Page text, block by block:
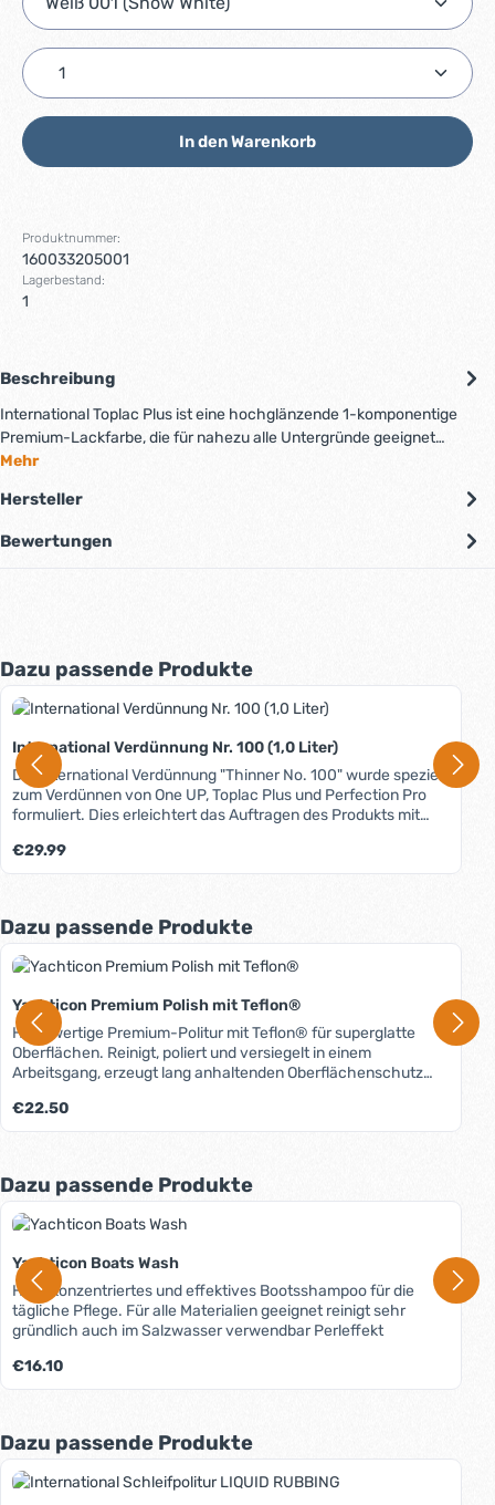
Produkt Anzahl: Gib den gewünschten Wert ein
In den Warenkorb
Produktnummer:
160033205001
Lagerbestand:
1
Beschreibung
International Toplac Plus ist eine hochglänzende 1-komponentige
Premium-Lackfarbe, die für nahezu alle Untergründe geeignet…
Mehr
Hersteller
Bewertungen
Produktgalerie überspringen
Dazu passende Produkte
International Verdünnung Nr. 100 (1,0 Liter)
Die International Verdünnung "Thinner No. 100" wurde speziell
zum Verdünnen von One UP, Toplac Plus und Perfection Pro
formuliert. Dies erleichtert das Auftragen des Produkts mit
professioneller Anwendung auch für Spritzverfahren
geeignet. Das Datenblatt mit weiterführenden Infos finden Sie
Regulärer Preis:
€29.99
Produktgalerie überspringen
Dazu passende Produkte
Yachticon Premium Polish mit Teflon®
Hochwertige Premium-Politur mit Teflon® für superglatte
Oberflächen. Reinigt, poliert und versiegelt in einem
Arbeitsgang, erzeugt lang anhaltenden Oberflächenschutz
weist Schmutz, Rost, Ruß und Salzablagerungen ab, hält
deutlich länger als herkömmliche Polituren, mit UV Schutz,
Regulärer Preis:
€22.50
Produktgalerie überspringen
Dazu passende Produkte
Yachticon Boats Wash
Hochkonzentriertes und effektives Bootsshampoo für die
tägliche Pflege. Für alle Materialien geeignet reinigt sehr
gründlich auch im Salzwasser verwendbar Perleffekt
Regulärer Preis:
€16.10
Produktgalerie überspringen
Dazu passende Produkte